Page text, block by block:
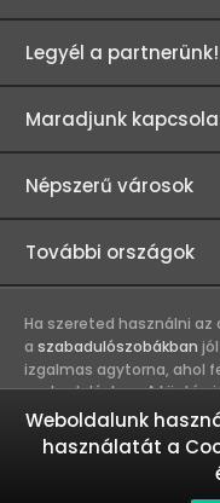
Legyél a partnerünk!
Maradjunk
Népszerű városok
További országok
Ha szereted használni az
a szabadulószobákban
izgalmas agytorna, ahol
szabaduláshoz. A kijutós
erősíti a játékosok
munkahelyi és baráti
kalandokat kínálnak,
Ez egy igazi
Weboldalunk
használatát a